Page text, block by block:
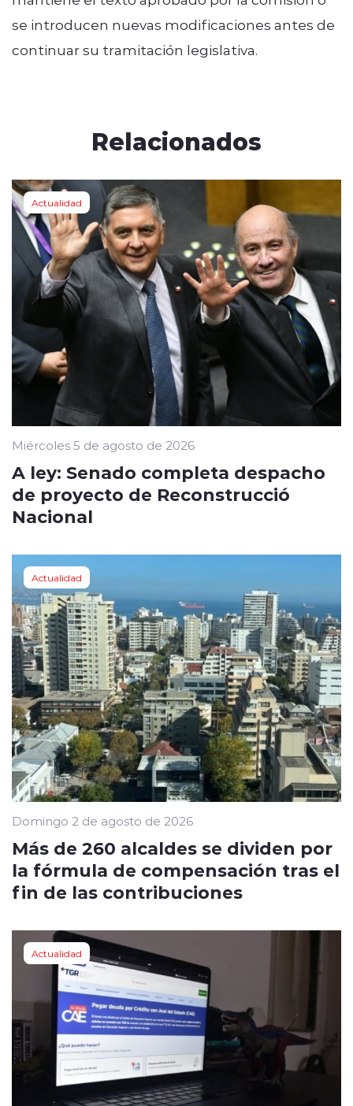
se introducen nuevas modificaciones antes de
continuar su tramitación legislativa.
Relacionados
Actualidad
Miércoles 5 de agosto de 2026
A ley: Senado completa despacho
de proyecto de Reconstrucció
Nacional
Actualidad
Domingo 2 de agosto de 2026
Más de 260 alcaldes se dividen por
la fórmula de compensación tras el
fin de las contribuciones
Actualidad